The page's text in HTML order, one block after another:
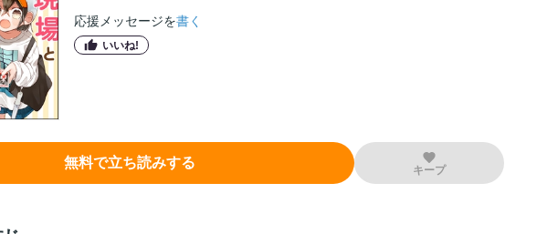
応援メッセージを書く
いいね!
無料で立ち読みする キープ